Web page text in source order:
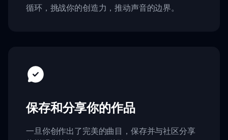
循环，挑战你的创造力，推动声音的边界。
保存和分享你的作品
一旦你创作出了完美的曲目，保存并与社区分享